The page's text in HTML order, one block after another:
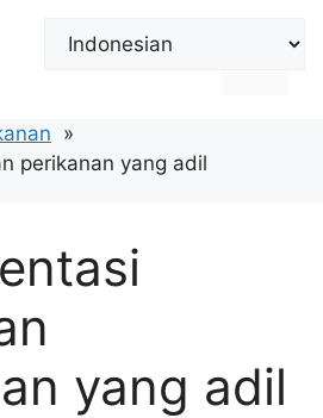
perikanan yang adil
yang adil